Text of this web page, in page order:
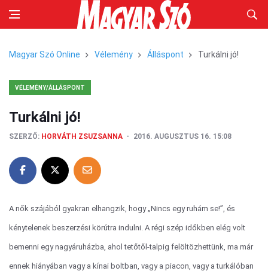
Magyar Szó Online Vélemény Álláspont Turkálni jó!
VÉLEMÉNY/ÁLLÁSPONT
Turkálni jó!
SZERZŐ: HORVÁTH ZSUZSANNA 2016. AUGUSZTUS 16. 15:08
A nők szájából gyakran elhangzik, hogy „Nincs egy ruhám se!”, és
kénytelenek beszerzési körútra indulni. A régi szép időkben elég volt
bemenni egy nagyáruházba, ahol tetőtől-talpig felöltözhettünk, ma már
ennek hiányában vagy a kínai boltban, vagy a piacon, vagy a turkálóban